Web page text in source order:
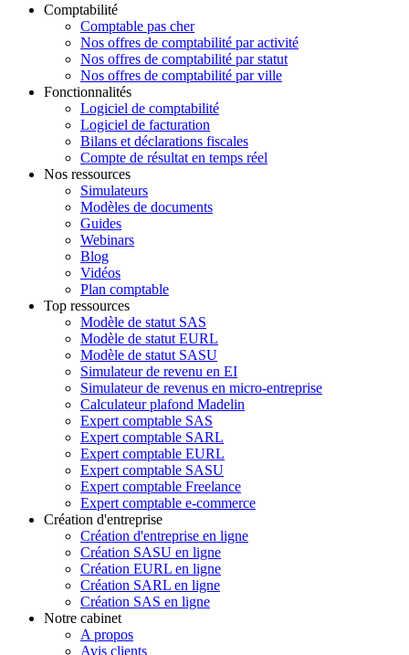
Comptabilité
Comptable pas cher
Nos offres de comptabilité par activité
Nos offres de comptabilité par statut
Nos offres de comptabilité par ville
Fonctionnalités
Logiciel de comptabilité
Logiciel de facturation
Bilans et déclarations fiscales
Compte de résultat en temps réel
Nos ressources
Simulateurs
Modèles de documents
Guides
Webinars
Blog
Vidéos
Plan comptable
Top ressources
Modèle de statut SAS
Modèle de statut EURL
Modèle de statut SASU
Simulateur de revenu en EI
Simulateur de revenus en micro-entreprise
Calculateur plafond Madelin
Expert comptable SAS
Expert comptable SARL
Expert comptable EURL
Expert comptable SASU
Expert comptable Freelance
Expert comptable e-commerce
Création d'entreprise
Création d'entreprise en ligne
Création SASU en ligne
Création EURL en ligne
Création SARL en ligne
Création SAS en ligne
Notre cabinet
A propos
Avis clients